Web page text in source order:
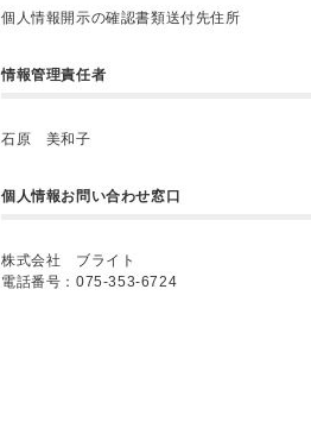
個人情報開示の確認書類送付先住所
情報管理責任者
石原 美和子
個人情報お問い合わせ窓口
株式会社 ブライト
電話番号：075-353-6724